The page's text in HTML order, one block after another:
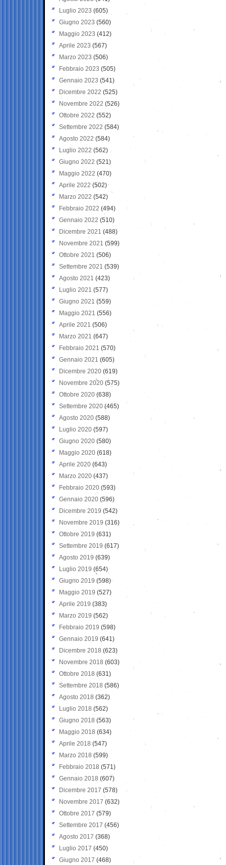
Luglio 2023 (605)
Giugno 2023 (560)
Maggio 2023 (412)
Aprile 2023 (567)
Marzo 2023 (506)
Febbraio 2023 (505)
Gennaio 2023 (541)
Dicembre 2022 (525)
Novembre 2022 (526)
Ottobre 2022 (552)
Settembre 2022 (584)
Agosto 2022 (584)
Luglio 2022 (562)
Giugno 2022 (521)
Maggio 2022 (470)
Aprile 2022 (502)
Marzo 2022 (542)
Febbraio 2022 (494)
Gennaio 2022 (510)
Dicembre 2021 (488)
Novembre 2021 (599)
Ottobre 2021 (506)
Settembre 2021 (539)
Agosto 2021 (423)
Luglio 2021 (577)
Giugno 2021(559)
Maggio 2021 (556)
Aprile 2021 (506)
Marzo 2021 (647)
Febbraio 2021 (570)
Gennaio 2021 (605)
Dicembre 2020 (619)
Novembre 2020 (575)
Ottobre 2020 (638)
Settembre 2020(465)
Agosto 2020 (588)
Luglio 2020 (597)
Giugno 2020 (580)
Maggio 2020 (618)
Aprile 2020 (643)
Marzo 2020 (437)
Febbraio 2020 (593)
Gennaio 2020 (596)
Dicembre 2019 (542)
Novembre 2019 (316)
Ottobre 2019 (631)
Settembre 2019 (617)
Agosto 2019 (639)
Luglio 2019 (654)
Giugno 2019 (598)
Maggio 2019 (527)
Aprile 2019 (383)
Marzo 2019 (562)
Febbraio 2019 (598)
Gennaio 2019 (641)
Dicembre 2018 (623)
Novembre 2018 (603)
Ottobre 2018 (631)
Settembre 2018 (586)
Agosto 2018 (362)
Luglio 2018 (562)
Giugno 2018 (563)
Maggio 2018 (634)
Aprile 2018 (547)
Marzo 2018 (599)
Febbraio 2018 (571)
Gennaio 2018 (607)
Dicembre 2017 (578)
Novembre 2017 (632)
Ottobre 2017 (579)
Settembre 2017 (456)
Agosto 2017 (368)
Luglio 2017 (450)
Giugno 2017 (468)